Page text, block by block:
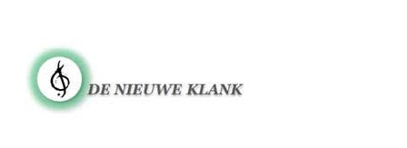
Praktijk voor
muziektherapie